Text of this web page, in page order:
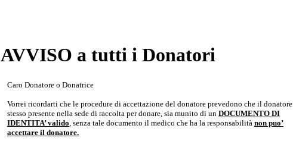
AVVISO a tutti i Donatori
Caro Donatore o Donatrice
Vorrei ricordarti che le procedure di accettazione del donatore prevedono che il donatore
stesso presente nella sede di raccolta per donare, sia munito di un DOCUMENTO DI
IDENTITA’ valido, senza tale documento il medico che ha la responsabilità non puo’
accettare il donatore.